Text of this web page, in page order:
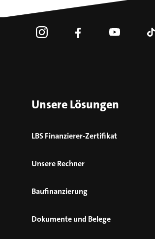
Unsere Lösungen
LBS Finanzierer-Zertifikat
Unsere Rechner
Baufinanzierung
Dokumente und Belege